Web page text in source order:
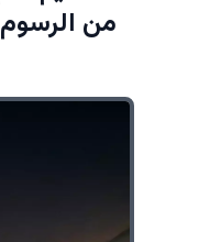
من الرسوم